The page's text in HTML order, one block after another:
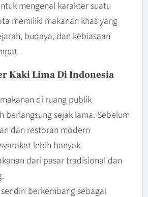
mengenal karakter suatu
memiliki makanan khas yang
budaya, dan kebiasaan
Kaki Lima Di Indonesia
di ruang publik
berlangsung sejak lama. Sebelum
dan restoran modern
lebih banyak
dari pasar tradisional dan
berkembang sebagai